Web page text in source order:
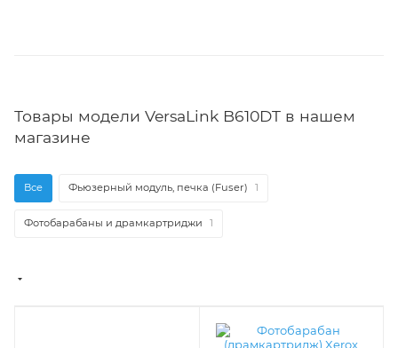
Товары модели VersaLink B610DT в нашем
магазине
Все Фьюзерный модуль, печка (Fuser) 1
Фотобарабаны и драмкартриджи 1